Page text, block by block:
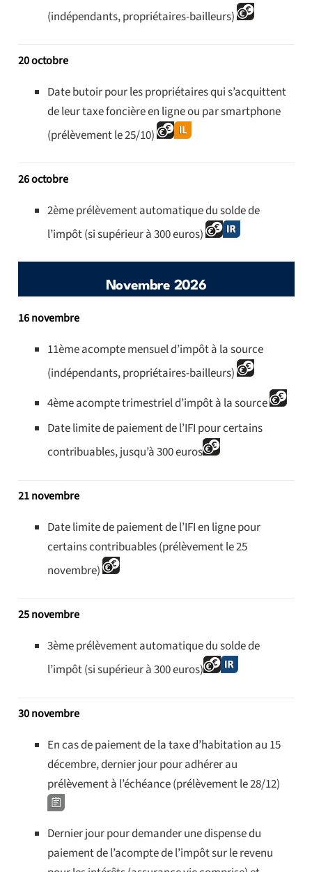
(indépendants, propriétaires-bailleurs)
20 octobre
Date butoir pour les propriétaires qui s’acquittent
de leur taxe foncière en ligne ou par smartphone
(prélèvement le 25/10)
26 octobre
2ème prélèvement automatique du solde de
l’impôt (si supérieur à 300 euros)
Novembre 2026
16 novembre
11ème acompte mensuel d’impôt à la source
(indépendants, propriétaires-bailleurs)
4ème acompte trimestriel d’impôt à la source
Date limite de paiement de l’IFI pour certains
contribuables, jusqu’à 300 euros
21 novembre
Date limite de paiement de l’IFI en ligne pour
certains contribuables (prélèvement le 25
novembre)
25 novembre
3ème prélèvement automatique du solde de
l’impôt (si supérieur à 300 euros)
30 novembre
En cas de paiement de la taxe d’habitation au 15
décembre, dernier jour pour adhérer au
prélèvement à l’échéance (prélèvement le 28/12)
Dernier jour pour demander une dispense du
paiement de l’acompte de l’impôt sur le revenu